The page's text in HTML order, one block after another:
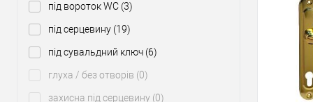
під вороток WC (3)
під серцевину (19)
під сувальдний ключ (6)
глуха / без отворів (0)
захисна під серцевину (0)
У